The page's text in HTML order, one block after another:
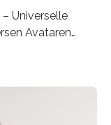
Universelle
Avataren
Euro. Dabei
gestützte